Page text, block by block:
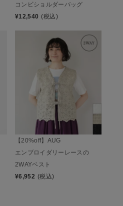
コンビショルダーバッグ
¥12,540 (税込)
【20%off】AUG
エンブロイダリーレースの
2WAYベスト
¥6,952 (税込)